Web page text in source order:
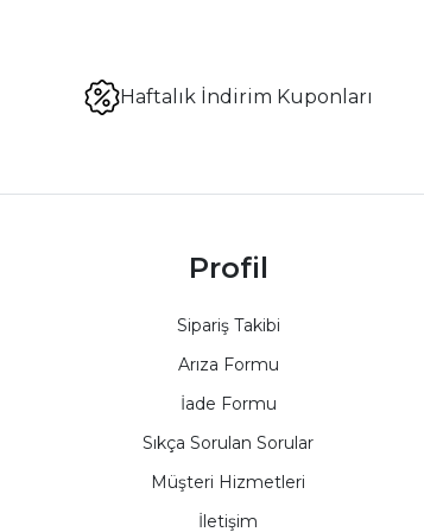
Haftalık İndirim Kuponları
Profil
Sipariş Takibi
Arıza Formu
İade Formu
Sıkça Sorulan Sorular
Müşteri Hizmetleri
İletişim